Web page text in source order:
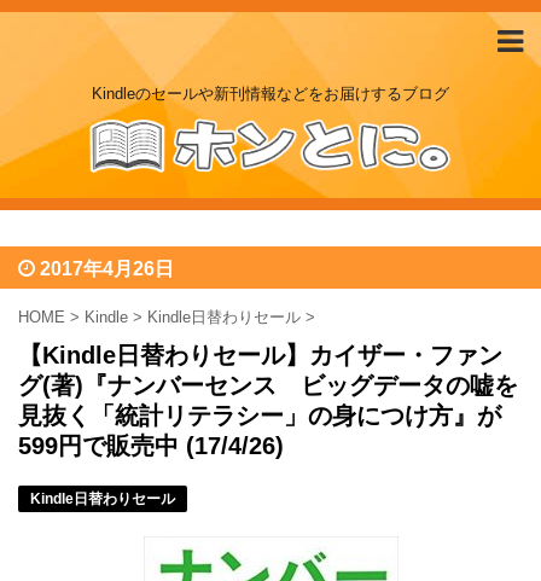
Kindleのセールや新刊情報などをお届けするブログ
2017年4月26日
HOME > Kindle > Kindle日替わりセール >
【Kindle日替わりセール】カイザー・ファン
グ(著)『ナンバーセンス ビッグデータの嘘を
見抜く「統計リテラシー」の身につけ方』が
599円で販売中 (17/4/26)
Kindle日替わりセール